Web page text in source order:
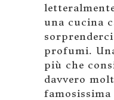
una cucina
profumi.
più che
davvero
famosissima